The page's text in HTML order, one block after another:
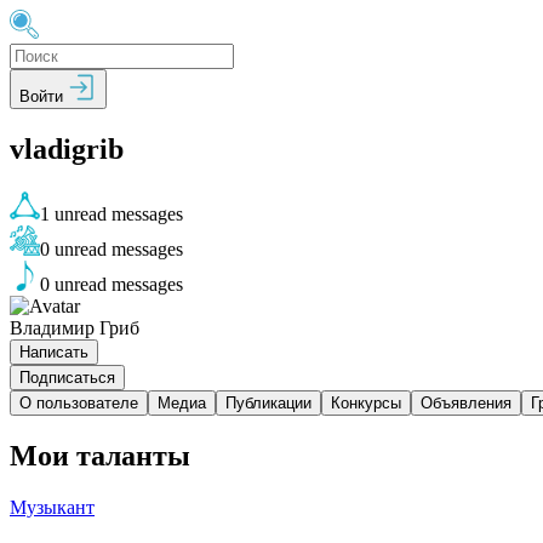
Войти
vladigrib
1 unread messages
0 unread messages
0 unread messages
Владимир Гриб
Написать
Подписаться
О пользователе
Медиа Публикации Конкурсы Объявления
Мои таланты
Музыкант